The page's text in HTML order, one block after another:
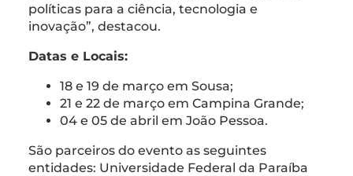
políticas para a ciência, tecnologia e
inovação”, destacou.
Datas e Locais:
18 e 19 de março em Sousa;
21 e 22 de março em Campina Grande;
04 e 05 de abril em João Pessoa.
São parceiros do evento as seguintes
entidades: Universidade Federal da Paraíba